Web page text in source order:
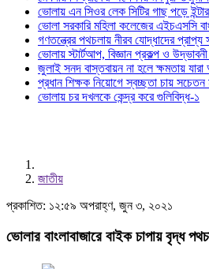
ভোলায় এন সিওর লেক সিটির গাছ পড়ে
ভোলা সরকারি মহিলা কলেজের এইচএসসি
গণতন্ত্রের পথচলায় নীরব যোদ্ধাদের প্রাপ্য
ভোলায় স্টার্টআপ, বিজ্ঞান প্রকল্প ও উদ্ভাবনী
জুলাই সনদ বাস্তবায়ন না হলে ক্ষমতায়
প্রধান শিক্ষক নিয়োগে স্বচ্ছতা চায়
ভোলায় চর দখলকে কেন্দ্র করে গুলিবিদ্ধ-১
জাতীয়
প্রকাশিত: ১২:৫৯ অপরাহ্ণ, জুন ৩, ২০২১
ভোলার বাংলাবাজারে বাইক চাপায় বৃদ্ধ